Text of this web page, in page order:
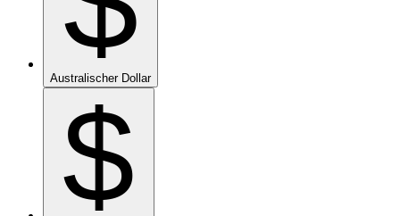
Australischer Dollar
$